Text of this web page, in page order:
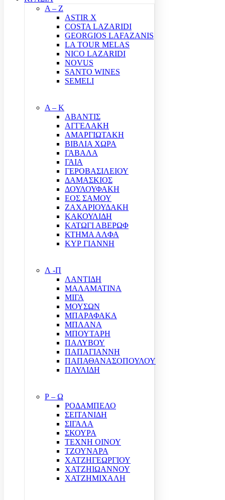
A – Z
ASTIR X
COSTA LAZARIDI
GEORGIOS LAFAZANIS
LA TOUR MELAS
NICO LAZARIDI
NOVUS
SANTO WINES
SEMELI
Α – Κ
ΑΒΑΝΤΙΣ
ΑΓΓΕΛΑΚΗ
ΑΜΑΡΓΙΩΤΑΚΗ
ΒΙΒΛΙΑ ΧΩΡΑ
ΓΑΒΑΛΑ
ΓΑΙΑ
ΓΕΡΟΒΑΣΙΛΕΙΟΥ
ΔΑΜΑΣΚΙΟΣ
ΔΟΥΛΟΥΦΑΚΗ
ΕΟΣ ΣΑΜΟΥ
ΖΑΧΑΡΙΟΥΔΑΚΗ
ΚΑΚΟΥΛΙΔΗ
ΚΑΤΩΓΙ ΑΒΕΡΩΦ
ΚΤΗΜΑ ΑΛΦΑ
ΚΥΡ ΓΙΑΝΝΗ
Λ -Π
ΛΑΝΤΙΔΗ
ΜΑΛΑΜΑΤΙΝΑ
ΜΙΓΑ
ΜΟΥΣΩΝ
ΜΠΑΡΑΦΑΚΑ
ΜΠΛΑΝΑ
ΜΠΟΥΤΑΡΗ
ΠΑΛΥΒΟΥ
ΠΑΠΑΓΙΑΝΝΗ
ΠΑΠΑΘΑΝΑΣΟΠΟΥΛΟΥ
ΠΑΥΛΙΔΗ
Ρ – Ω
ΡΟΔΑΜΠΕΛΟ
ΣΕΙΤΑΝΙΔΗ
ΣΙΓΑΛΑ
ΣΚΟΥΡΑ
ΤΕΧΝΗ ΟΙΝΟΥ
ΤΖΟΥΝΑΡΑ
ΧΑΤΖΗΓΕΩΡΓΙΟΥ
ΧΑΤΖΗΙΩΑΝΝΟΥ
ΧΑΤΖΗΜΙΧΑΛΗ